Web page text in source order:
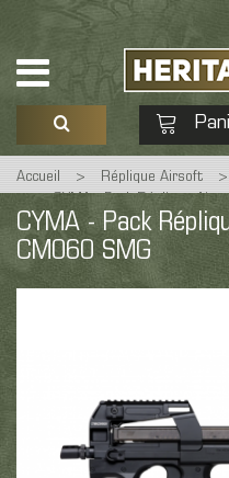
Voir mon panier
Aucun produit
Accueil > Réplique Airsoft >
CYMA - Pack Réplique
CYMA - Pack
CM060 SMG